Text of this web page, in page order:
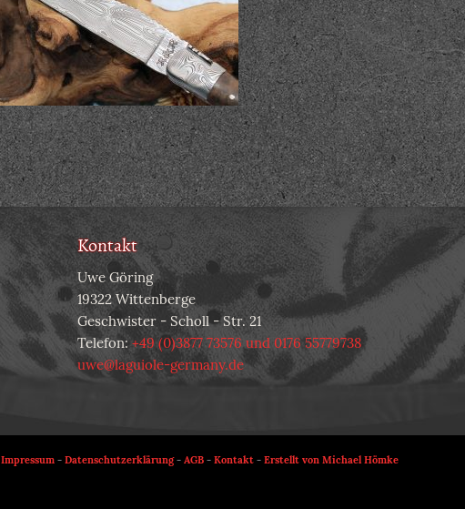
Kontakt
Uwe Göring
19322 Wittenberge
Geschwister - Scholl - Str. 21
Telefon:+49 (0)3877 73576 und 0176 55779738
uwe@laguiole-germany.de
Impressum - Datenschutzerklärung- AGB - Kontakt - Erstellt von Michael Hömke